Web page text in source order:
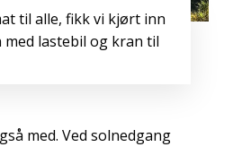
til alle, fikk vi kjørt inn
lastebil og kran til
med. Ved solnedgang